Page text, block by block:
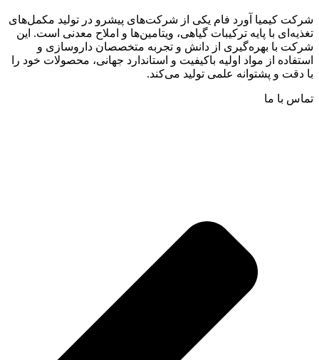
شرکت کیمیا آورد فام یکی از شرکت‌های پیشرو در تولید مکمل‌های
تغذیه‌ای با پایه ترکیبات گیاهی، ویتامین‌ها و املاح معدنی است. این
شرکت با بهره‌گیری از دانش و تجربه متخصصان داروسازی و
استفاده از مواد اولیه باکیفیت و استاندارد جهانی، محصولات خود را
با دقت و پشتوانه علمی تولید می‌کند.
تماس با ما